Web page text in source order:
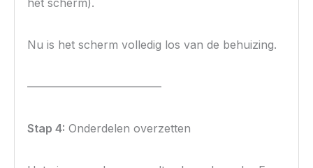
het scherm).
Nu is het scherm volledig los van de behuizing.
————————————
Stap 4: Onderdelen overzetten